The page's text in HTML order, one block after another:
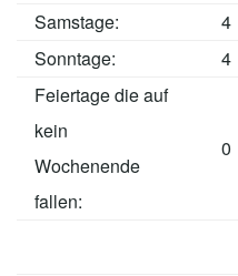
Samstage:
4
Sonntage:
4
Feiertage die auf
kein
Wochenende
fallen:
0